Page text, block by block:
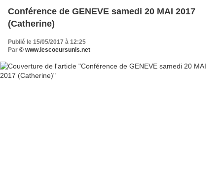
Conférence de GENEVE samedi 20 MAI 2017
(Catherine)
Publié le 15/05/2017 à 12:25
Par © www.lescoeursunis.net